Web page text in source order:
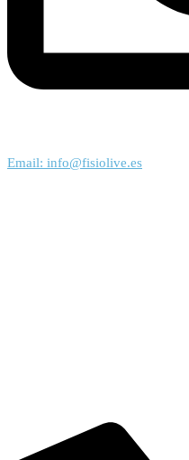
Email: info@fisiolive.es